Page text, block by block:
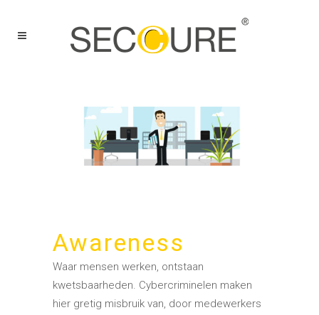
Awareness
Waar mensen werken, ontstaan
kwetsbaarheden. Cybercriminelen maken
hier gretig misbruik van, door medewerkers